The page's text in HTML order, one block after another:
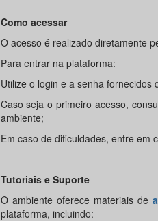
Como acessar
O acesso é realizado diretamente
Para entrar na plataforma:
Utilize o login e a senha
Caso seja o primeiro acesso,
ambiente;
Em caso de dificuldades, entre em
Tutoriais e Suporte
O ambiente oferece materiais de
plataforma, incluindo: